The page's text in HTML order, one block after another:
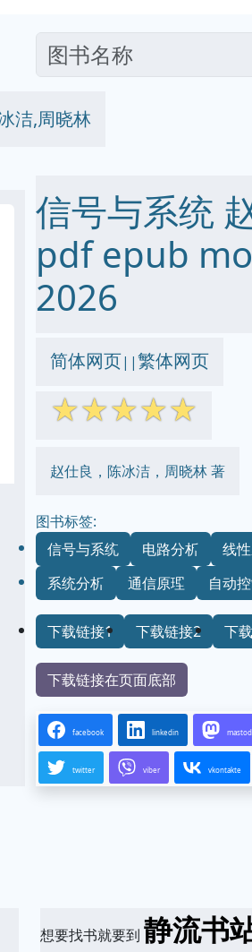
洁,周晓林
信号与系统
pdf epub
2026
简体网页||繁体网页
☆☆☆☆☆
赵仕良，陈冰洁，周晓林 著
图书标签:
信号与系统
电路分析 线
系统分析
通信原理 自动
下载链接1 下载链接2 下
下载链接在页面底部
facebook linkedin
twitter viber vkontakte
想要找书就要到静流书